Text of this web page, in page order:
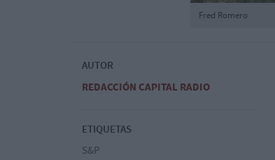
Fred Romero
AUTOR
REDACCIÓN CAPITAL RADIO
ETIQUETAS
S&P